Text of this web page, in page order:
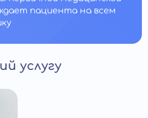
пациента на всем
услугу